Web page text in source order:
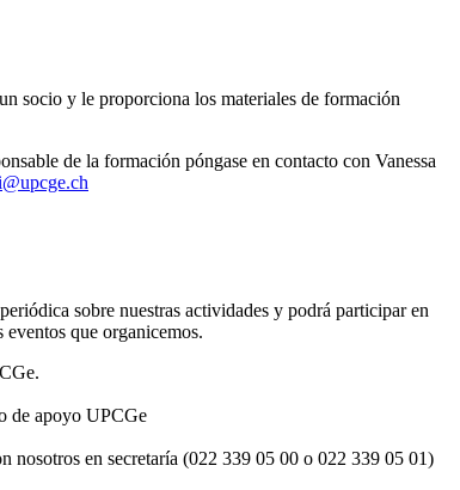
socio y le proporciona los materiales de formación
de la formación póngase en contacto con Vanessa
sobre nuestras actividades y podrá participar en
eventos que organicemos.
de apoyo UPCGe
nosotros en secretaría (022 339 05 00 o 022 339 05 01)